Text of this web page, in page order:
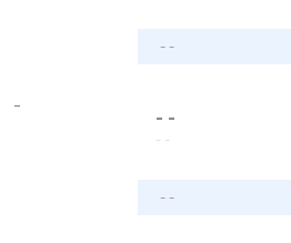
- -
-
- -
- -
- -